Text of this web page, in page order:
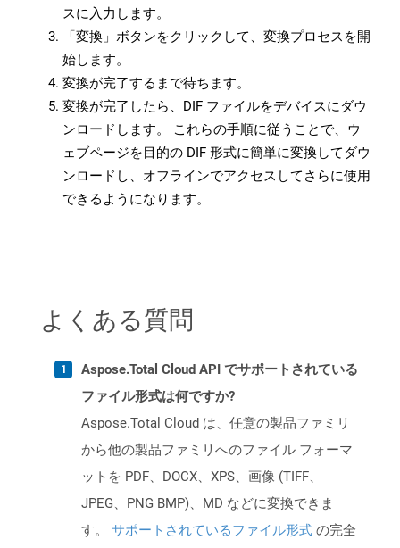
スに入力します。
「変換」ボタンをクリックして、変換プロセスを開
始します。
変換が完了するまで待ちます。
変換が完了したら、DIF ファイルをデバイスにダウ
ンロードします。 これらの手順に従うことで、ウ
ェブページを目的の DIF 形式に簡単に変換してダウ
ンロードし、オフラインでアクセスしてさらに使用
できるようになります。
よくある質問
Aspose.Total Cloud API でサポートされている
ファイル形式は何ですか?
Aspose.Total Cloud は、任意の製品ファミリ
から他の製品ファミリへのファイル フォーマ
ットを PDF、DOCX、XPS、画像 (TIFF、
JPEG、PNG BMP)、MD などに変換できま
す。 サポートされているファイル形式 の完全